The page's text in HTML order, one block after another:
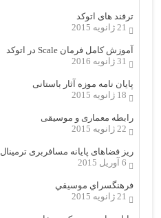
ترفند های اتوکد
21 ژانویه 2015
آموزش کامل فرمان Scale در اتوکد
31 ژانویه 2016
پایان نامه موزه آثار باستانی
18 ژانویه 2015
رابطه معماری و موسیقی
22 ژانویه 2015
ریز فضاهای پایانه مسافربری ترمینال
6 آوریل 2015
فرهنگسراي موسيقي
21 ژانویه 2015